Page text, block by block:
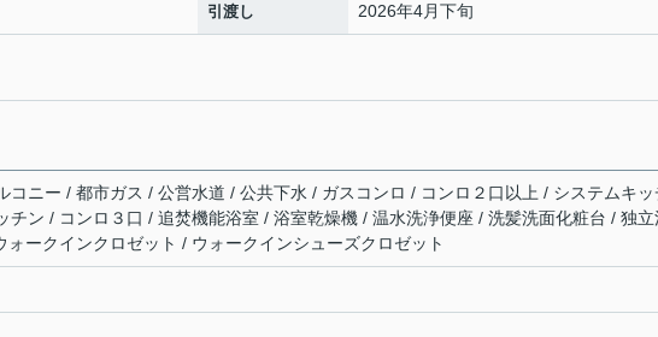
引渡し 2026年4月下旬
コニー / 都市ガス / 公営水道 / 公共下水 / ガスコンロ / コンロ２口以上 / システムキッ
チン / コンロ３口 / 追焚機能浴室 / 浴室乾燥機 / 温水洗浄便座 / 洗髪洗面化粧台 / 独立
ォークインクロゼット / ウォークインシューズクロゼット